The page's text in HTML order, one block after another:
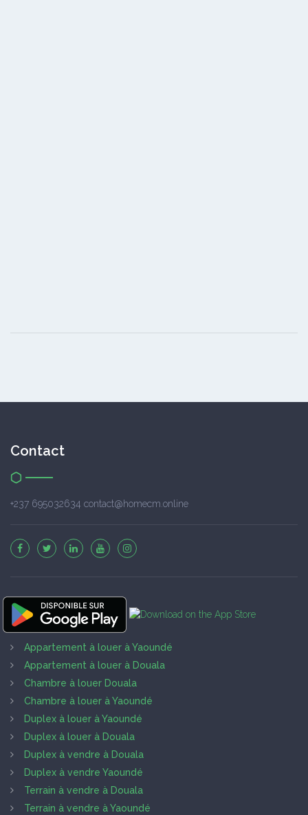
Contact
+237 695032634 contact@homecm.online
Appartement à louer à Yaoundé
Appartement à louer à Douala
Chambre à louer Douala
Chambre à louer à Yaoundé
Duplex à louer à Yaoundé
Duplex à louer à Douala
Duplex à vendre à Douala
Duplex à vendre Yaoundé
Terrain à vendre à Douala
Terrain à vendre à Yaoundé